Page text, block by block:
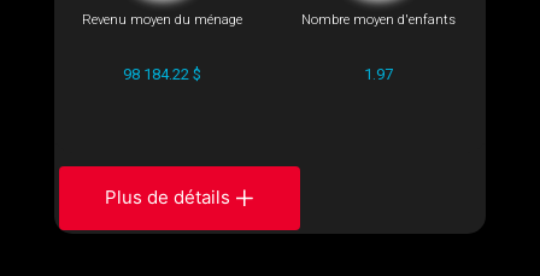
Revenu moyen du ménage
98 184.22 $
Nombre moyen d'enfants
1.97
Plus de détails